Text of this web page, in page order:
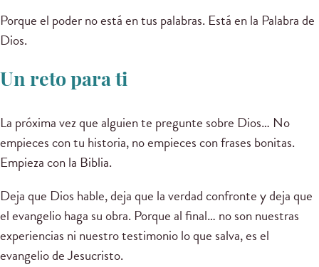
Porque el poder no está en tus palabras. Está en la Palabra de
Dios.
Un reto para ti
La próxima vez que alguien te pregunte sobre Dios… No
empieces con tu historia, no empieces con frases bonitas.
Empieza con la Biblia.
Deja que Dios hable, deja que la verdad confronte y deja que
el evangelio haga su obra. Porque al final… no son nuestras
experiencias ni nuestro testimonio lo que salva, es el
evangelio de Jesucristo.